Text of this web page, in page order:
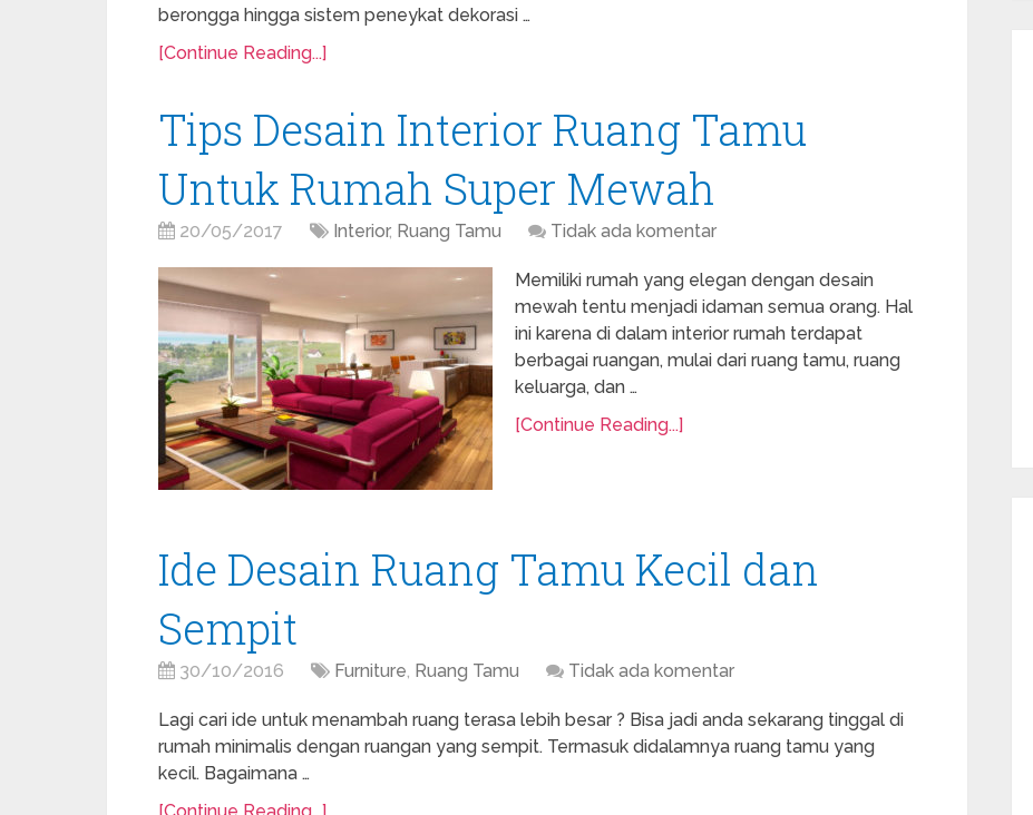
berongga hingga sistem peneykat dekorasi …
[Continue Reading...]
Tips Desain Interior Ruang Tamu
Untuk Rumah Super Mewah
20/05/2017 Interior, Ruang Tamu Tidak ada komentar
Memiliki rumah yang elegan dengan desain
mewah tentu menjadi idaman semua orang. Hal
ini karena di dalam interior rumah terdapat
berbagai ruangan, mulai dari ruang tamu, ruang
keluarga, dan …
[Continue Reading...]
Ide Desain Ruang Tamu Kecil dan
Sempit
30/10/2016 Furniture, Ruang Tamu Tidak ada komentar
Lagi cari ide untuk menambah ruang terasa lebih besar ? Bisa jadi anda sekarang tinggal di
rumah minimalis dengan ruangan yang sempit. Termasuk didalamnya ruang tamu yang
kecil. Bagaimana …